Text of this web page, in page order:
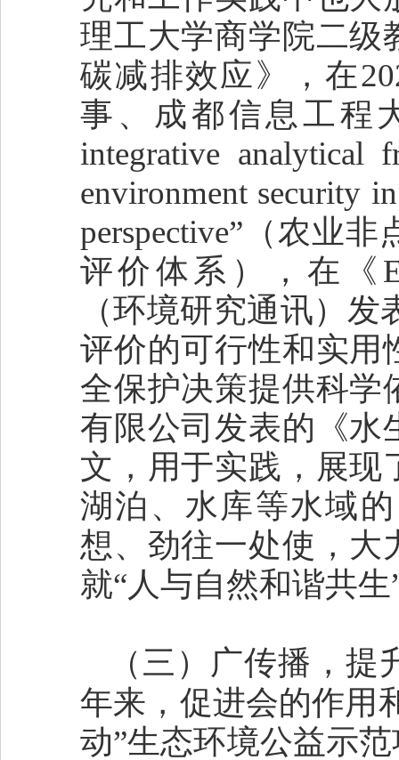
理工大学商学院二级
碳减排效应》，在
事、成都信息工程
integrative analytical
environment security
perspective”（农业
评价体系），在《
（环境研究通讯）
评价的可行性和实用
全保护决策提供科学
有限公司发表的《水
文，用于实践，展现
湖泊、水库等水域
想、劲往一处使，大
就“人与自然和谐共
（三）广传播，提
年来，促进会的作用
动”生态环境公益示